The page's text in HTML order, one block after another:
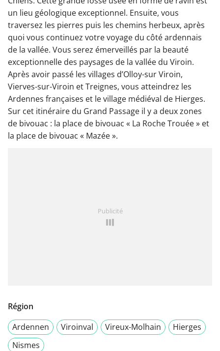
un lieu géologique exceptionnel. Ensuite, vous
traversez les pierres puis les chemins herbeux, après
quoi vous continuez votre voyage du côté ardennais
de la vallée. Vous serez émerveillés par la beauté
exceptionnelle des paysages de la vallée du Viroin.
Après avoir passé les villages d’Olloy-sur Viroin,
Vierves-sur-Viroin et Treignes, vous atteindrez les
Ardennes françaises et le village médiéval de Hierges.
Sur cet itinéraire du Grand Passage il y a deux zones
de bivouac : la place de bivouac « La Roche Trouée » et
la place de bivouac « Mazée ».
Publicité
Région
Ardennen
Viroinval Vireux-Molhain
Hierges
Nismes